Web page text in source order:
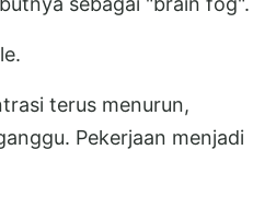
terus menurun,
Pekerjaan menjadi